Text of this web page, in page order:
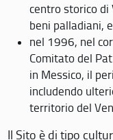
centro storico di
beni palladiani,
nel 1996, nel
Comitato del
in Messico, il
includendo
territorio del
Il Sito è di tipo